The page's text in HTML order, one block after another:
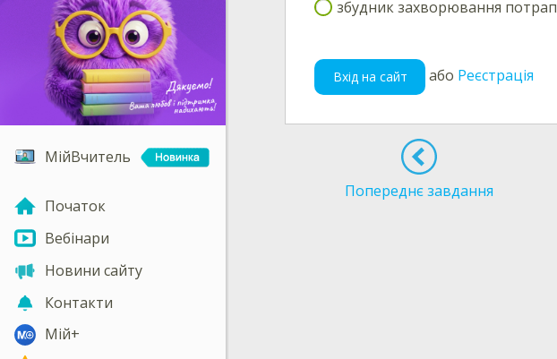
МійВчитель
Початок
Вебінари
Новини сайту
Контакти
Мій+
збудник захворювання
Вхід на сайт або Реєстрація
Попереднє завдання